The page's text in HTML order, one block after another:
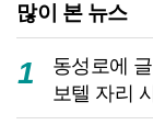
많이 본 뉴스
1
동성로에
보텔 자리